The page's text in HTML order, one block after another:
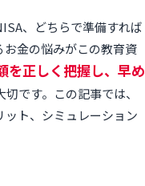
、どちらで準備すれば
金の悩みがこの教育資
を正しく把握し、早め
切です。この記事では、
ト、シミュレーション